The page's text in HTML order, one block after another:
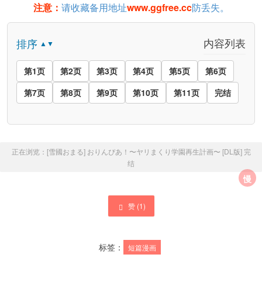
注意： 请收藏备用地址www.ggfree.cc防丢失。
排序 ▲▼ 内容列表
第1页 第2页 第3页 第4页 第5页
第6页
第7页
第8页 第9页 第10页 第11页 完结
正在浏览： [雪國おまる] おりんぴあ！〜ヤリまくり学園再生計画〜 [DL版] 完
结
赞 (1)
标签： 短篇漫画
慢